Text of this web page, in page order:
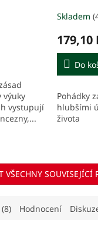
výuky
vystupují
Skladem
179,10
Do
Pohádky
hlubšími
života
VŠECHNY SOUVISEJÍCÍ
Hodnocení